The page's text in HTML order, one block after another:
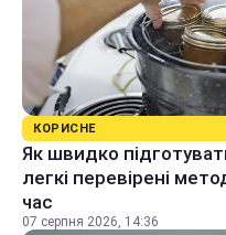
КОРИСНЕ
Як швидко
легкі перевірені
час
07 серпня 2026, 14:36